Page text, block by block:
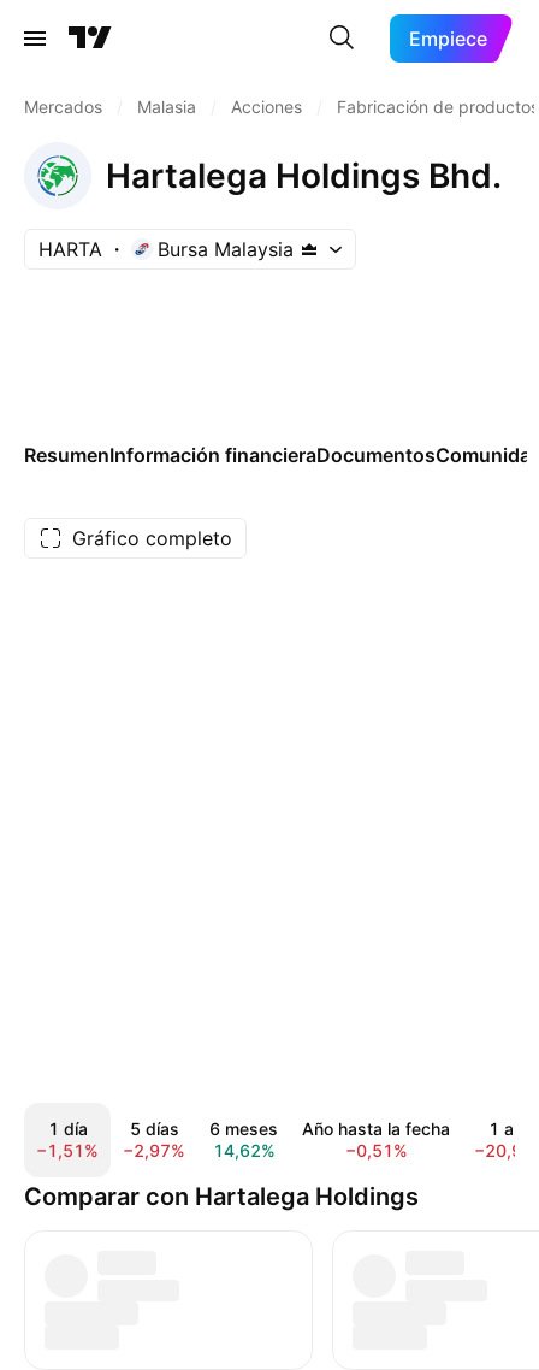
Empiece
Mercados Malasia Acciones Fabricación de productos
Hartalega Holdings Bhd.
HARTA Bursa Malaysia
ResumenInformación financieraDocumentos
Gráfico completo
1 día
−1,51%
5 días
−2,97%
6 meses
14,62%
Año hasta la fecha
−0,51%
1 año
Comparar con Hartalega Holdings